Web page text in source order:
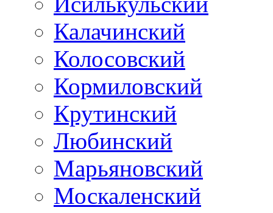
Калачинский
Колосовский
Кормиловский
Крутинский
Любинский
Марьяновский
Москаленский